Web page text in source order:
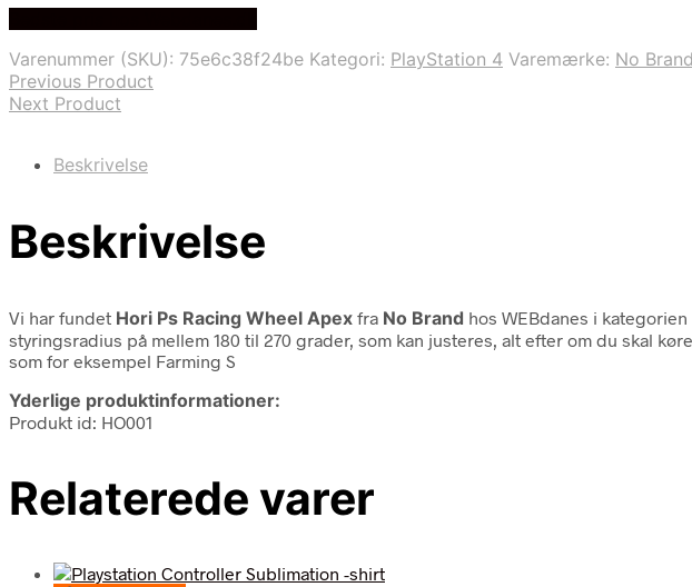
Varenummer (SKU): 75e6c38f24be Kategori: PlayStation 4 Varemærke: No Brand
Previous Product
Next Product
Beskrivelse
Beskrivelse
Vi har fundet Hori Ps Racing Wheel Apex fra No Brand hos WEBdanes i kategorien
styringsradius på mellem 180 til 270 grader, som kan justeres, alt efter om du skal
som for eksempel Farming S
Yderlige produktinformationer:
Produkt id: HO001
Relaterede varer